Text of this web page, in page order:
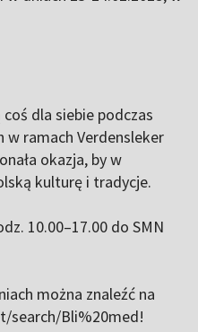
dla siebie podczas
ramach Verdensleker
okazja, by w
kulturę i tradycje.
10.00–17.00 do SMN
można znaleźć na
Bli%20med!